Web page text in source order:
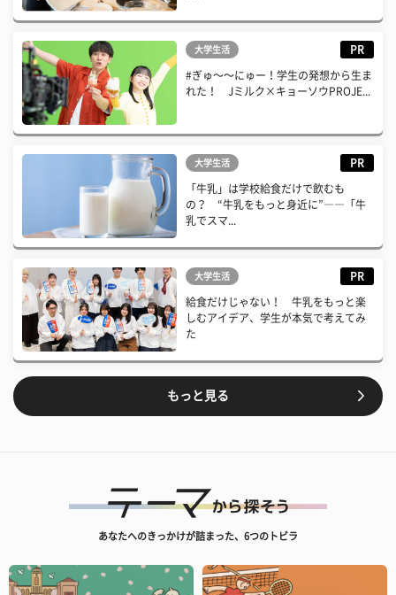
大学生活 PR
#ぎゅ〜〜にゅー！学生の発想から生ま
れた！ Jミルク×キョーソウPROJE...
大学生活 PR
「牛乳」は学校給食だけで飲むも
の？ “牛乳をもっと身近に”――「牛
乳でスマ...
大学生活 PR
給食だけじゃない！ 牛乳をもっと楽
しむアイデア、学生が本気で考えてみ
た
もっと見る
あなたへのきっかけが詰まった、6つのトビラ